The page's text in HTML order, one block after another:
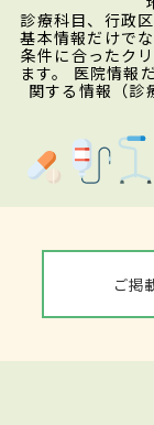
診療科目、行政
基本情報だけで
条件に合ったク
ます。 医院情報
関する情報（診
ご掲